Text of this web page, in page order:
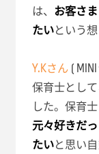
は、 お客さ
たいという
Y.Kさん (
保育士とし
した。保育
元々好きだ
たいと思い